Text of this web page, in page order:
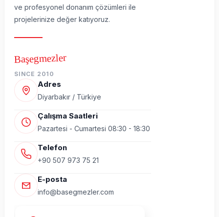
ve profesyonel donanım çözümleri ile
projelerinize değer katıyoruz.
Başegmezler
SINCE 2010
Adres
Diyarbakır / Türkiye
Çalışma Saatleri
Pazartesi - Cumartesi 08:30 - 18:30
Telefon
+90 507 973 75 21
E-posta
info@basegmezler.com